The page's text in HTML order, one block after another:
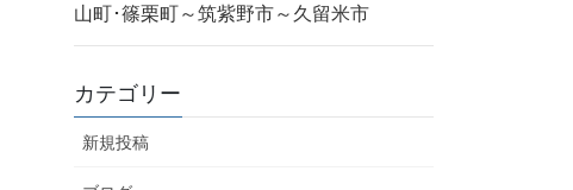
山町･篠栗町～筑紫野市～久留米市
カテゴリー
新規投稿